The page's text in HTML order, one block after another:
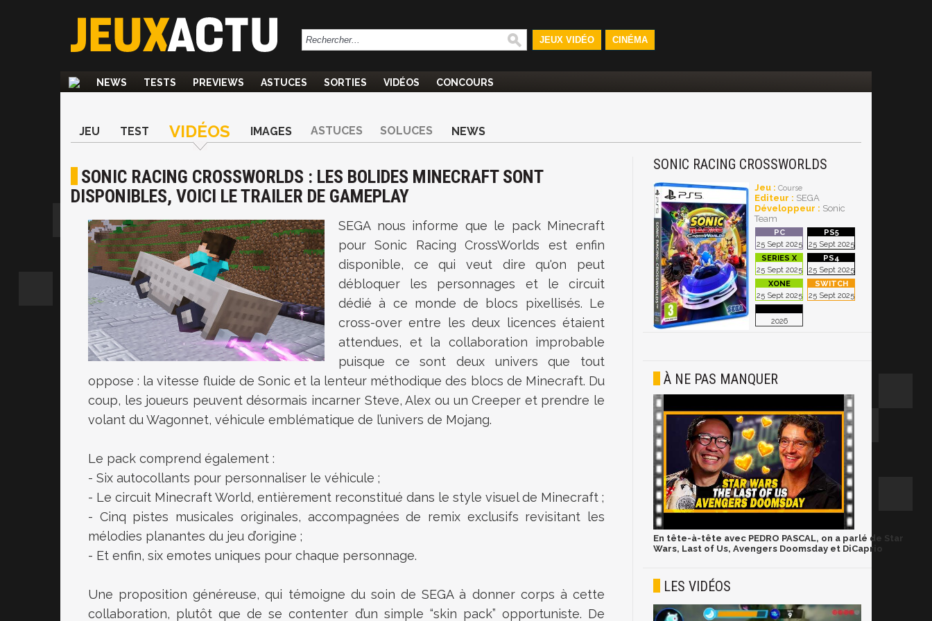
JEUX VIDÉO CINÉMA
NEWS TESTS PREVIEWS ASTUCES SORTIES VIDÉOS CONCOURS
JEU TEST VIDÉOS IMAGES ASTUCES SOLUCES NEWS
SONIC RACING CROSSWORLDS : LES BOLIDES MINECRAFT SONT
DISPONIBLES, VOICI LE TRAILER DE GAMEPLAY
SEGA nous informe que le pack Minecraft
pour Sonic Racing CrossWorlds est enfin
disponible, ce qui veut dire qu'on peut
débloquer les personnages et le circuit
dédié à ce monde de blocs pixellisés. Le
cross-over entre les deux licences étaient
attendues, et la collaboration improbable
puisque ce sont deux univers que tout
oppose : la vitesse fluide de Sonic et la lenteur méthodique des blocs de Minecraft. Du
coup, les joueurs peuvent désormais incarner Steve, Alex ou un Creeper et prendre le
volant du Wagonnet, véhicule emblématique de l’univers de Mojang.
Le pack comprend également :
- Six autocollants pour personnaliser le véhicule ;
- Le circuit Minecraft World, entièrement reconstitué dans le style visuel de Minecraft ;
- Cinq pistes musicales originales, accompagnées de remix exclusifs revisitant les
mélodies planantes du jeu d’origine ;
- Et enfin, six emotes uniques pour chaque personnage.
Une proposition généreuse, qui témoigne du soin de SEGA à donner corps à cette
collaboration, plutôt que de se contenter d’un simple “skin pack” opportuniste. De
SONIC RACING CROSSWORLDS
Jeu : Course
Editeur : SEGA
Développeur : Sonic
Team
25 Sept 2025 25 Sept 2025
25 Sept 2025 25 Sept 2025
25 Sept 2025 25 Sept 2025
2026
À NE PAS MANQUER
En tête-à-tête avec PEDRO PASCAL, on a parlé de Star
Wars, Last of Us, Avengers Doomsday et DiCaprio
LES VIDÉOS